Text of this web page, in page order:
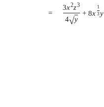
=
3x2z3
4√y
+ 8x
1
3 y